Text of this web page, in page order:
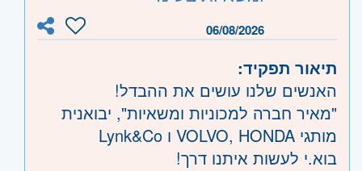
06/08/2026
תיאור תפקיד:
האנשים שלנו עושים את ההבדל!
"מאיר חברה למכוניות ומשאיות", יבואנית
מותגי VOLVO, HONDA ו Lynk&Co
בוא.י לעשות איתנו דרך!